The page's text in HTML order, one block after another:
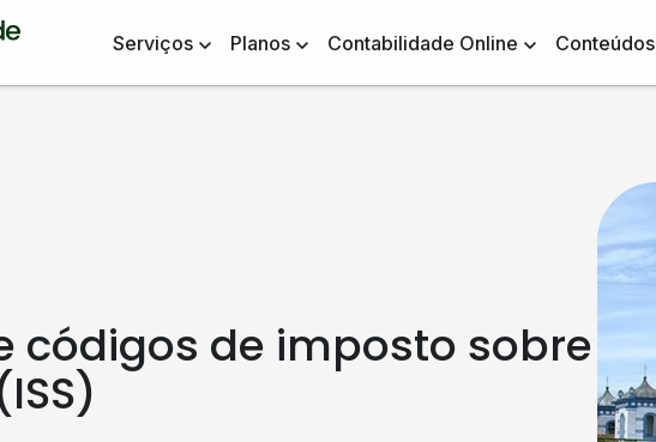
Serviços Planos Contabilidade Online Conteúdos
códigos de imposto sobre